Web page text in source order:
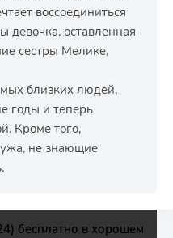
воссоединиться
девочка, оставленная
сестры Мелике,
близких людей,
годы и теперь
Кроме того,
не знающие
бесплатно в хорошем